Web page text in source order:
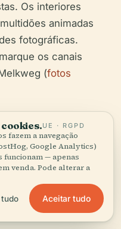
Os interiores
animadas
fotográficas.
os canais
(fotos
Serviços
UE · RGPD
fazem a navegação
Google Analytics)
funcionam — apenas
venda. Pode alterar a
tudo Aceitar tudo